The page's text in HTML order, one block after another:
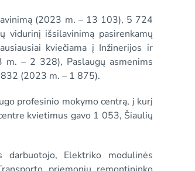
(2023 m. – 13 103), 5 724
išsilavinimą pasirenkamų
kviečiama į Inžinerijos ir
– 2 328), Paslaugų asmenims
(2023 m. – 1 875).
profesinio mokymo centrą, į kurį
kvietimus gavo 1 053, Šiaulių
darbuotojo, Elektriko modulinės